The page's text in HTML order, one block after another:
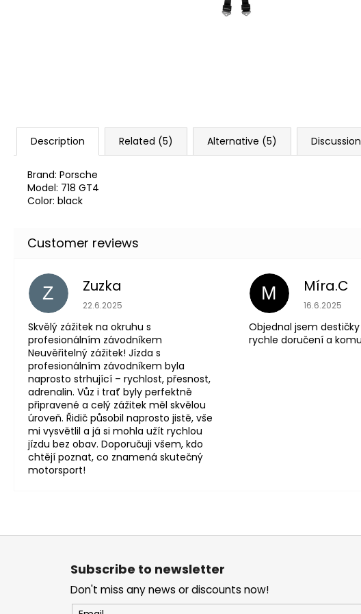
Description Related (5) Alternative (5) Discussion
Brand: Porsche
Model: 718 GT4
Color: black
Z Zuzka
The store rating is 5 out of 5 stars.
22.6.2025
Skvělý zážitek na okruhu s
profesionálním závodníkem
Neuvěřitelný zážitek! Jízda s
profesionálním závodníkem byla
naprosto strhující – rychlost, přesnost,
adrenalin. Vůz i trať byly perfektně
připravené a celý zážitek měl skvělou
úroveň. Řidič působil naprosto jistě, vše
mi vysvětlil a já si mohla užít rychlou
jízdu bez obav. Doporučuji všem, kdo
chtějí poznat, co znamená skutečný
motorsport!
M Míra.C
The store
16.6.2025
Objednal jsem
rychle doručení a
F
Subscribe to newsletter
Don't miss any news or discounts now!